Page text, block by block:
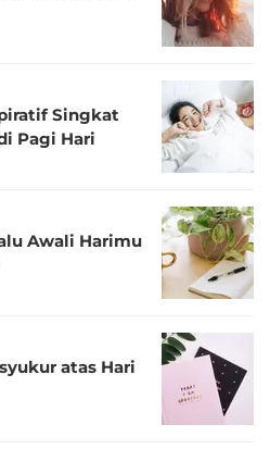
Singkat
Pagi Hari
Awali Harimu
atas Hari